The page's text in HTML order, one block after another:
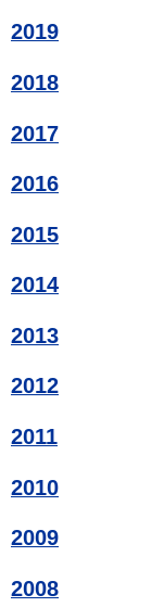
2019
2018
2017
2016
2015
2014
2013
2012
2011
2010
2009
2008